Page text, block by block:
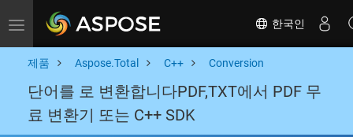
Toggle navigation 한국인
제품 Aspose.Total C++ Conversion
단어를 로 변환합니다PDF,TXT에서 PDF 무
료 변환기 또는 C++ SDK